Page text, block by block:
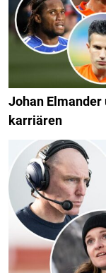
Johan
karriären